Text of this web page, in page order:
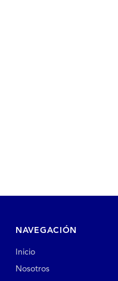
NAVEGACIÓN
Inicio
Nosotros